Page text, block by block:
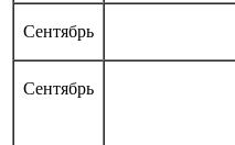
Сентябрь
Сентябрь